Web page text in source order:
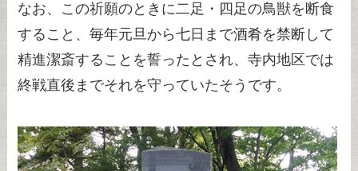
なお、この祈願のときに二足・四足の鳥獣を断食
すること、毎年元旦から七日まで酒肴を禁断して
精進潔斎することを誓ったとされ、寺内地区では
終戦直後までそれを守っていたそうです。